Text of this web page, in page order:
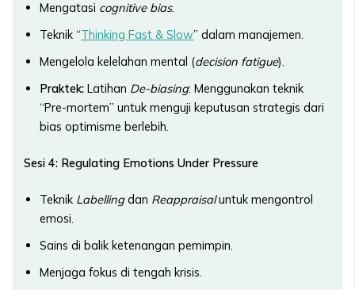
Mengatasi cognitive bias.
Teknik “Thinking Fast & Slow” dalam manajemen.
Mengelola kelelahan mental (decision fatigue).
Praktek: Latihan De-biasing: Menggunakan teknik
“Pre-mortem” untuk menguji keputusan strategis dari
bias optimisme berlebih.
Sesi 4: Regulating Emotions Under Pressure
Teknik Labellingdan Reappraisaluntuk mengontrol
emosi.
Sains di balik ketenangan pemimpin.
Menjaga fokus di tengah krisis.